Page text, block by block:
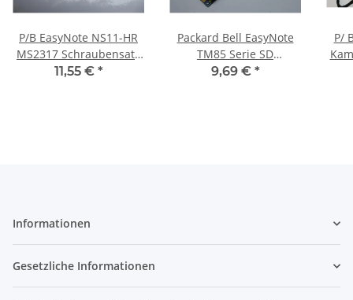
P/B EasyNote NS11-HR
MS2317 Schraubensatz
Screws Set #4111
11,55 € *
Packard Bell EasyNote
TM85 Serie SD
Kartenleser Card Reader
9,69 € *
P/
Informationen
Gesetzliche Informationen